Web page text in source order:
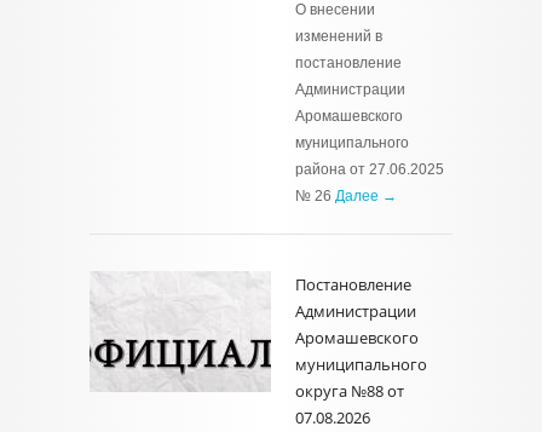
О внесении
изменений в
постановление
Администрации
Аромашевского
муниципального
района от 27.06.2025
№ 26 Далее →
Постановление
Администрации
Аромашевского
муниципального
округа №88 от
07.08.2026